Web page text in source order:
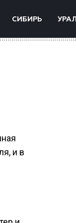
СИБИРЬ УРАЛ
и в